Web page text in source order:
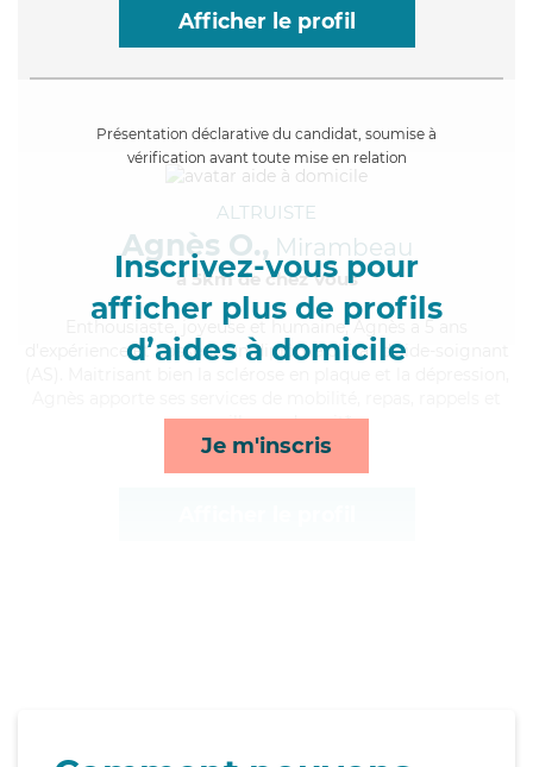
Afficher le profil
Présentation déclarative du candidat, soumise à
vérification avant toute mise en relation
Inscrivez-vous pour
afficher plus de profils
d’aides à domicile
Je m'inscris
ALTRUISTE
Agnès O., Mirambeau
à 5km de chez Vous
, joyeuse et humaine, Agnès a 5 ans
d'expérience et possède un diplôme d'Etat d'aide-soignant
surveillance de nuit*